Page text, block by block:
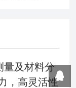
量及材料分
，高灵活性